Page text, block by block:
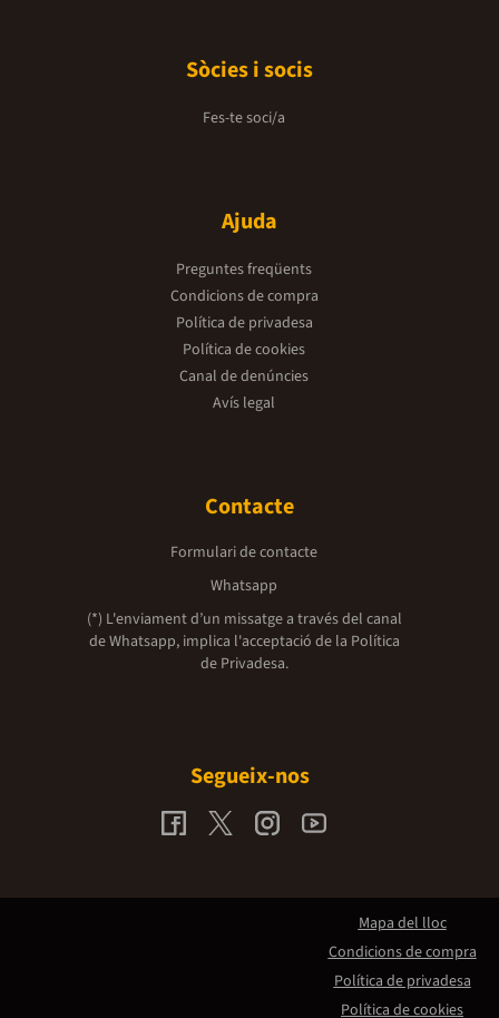
Sòcies i socis
Fes-te soci/a
Ajuda
Preguntes freqüents
Condicions de compra
Política de privadesa
Política de cookies
Canal de denúncies
Avís legal
Contacte
Formulari de contacte
Whatsapp
(*) L'enviament d’un missatge a través del canal
de Whatsapp, implica l'acceptació de la Política
de Privadesa.
Segueix-nos
Mapa del lloc
Condicions de compra
Política de privadesa
Política de cookies